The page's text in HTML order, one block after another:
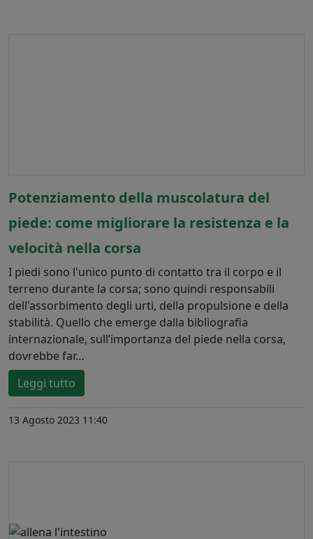
Potenziamento della muscolatura del
piede: come migliorare la resistenza e la
velocità nella corsa
I piedi sono l'unico punto di contatto tra il corpo e il
terreno durante la corsa; sono quindi responsabili
dell'assorbimento degli urti, della propulsione e della
stabilità. Quello che emerge dalla bibliografia
internazionale, sull’importanza del piede nella corsa,
dovrebbe far…
Leggi tutto
13 Agosto 2023 11:40